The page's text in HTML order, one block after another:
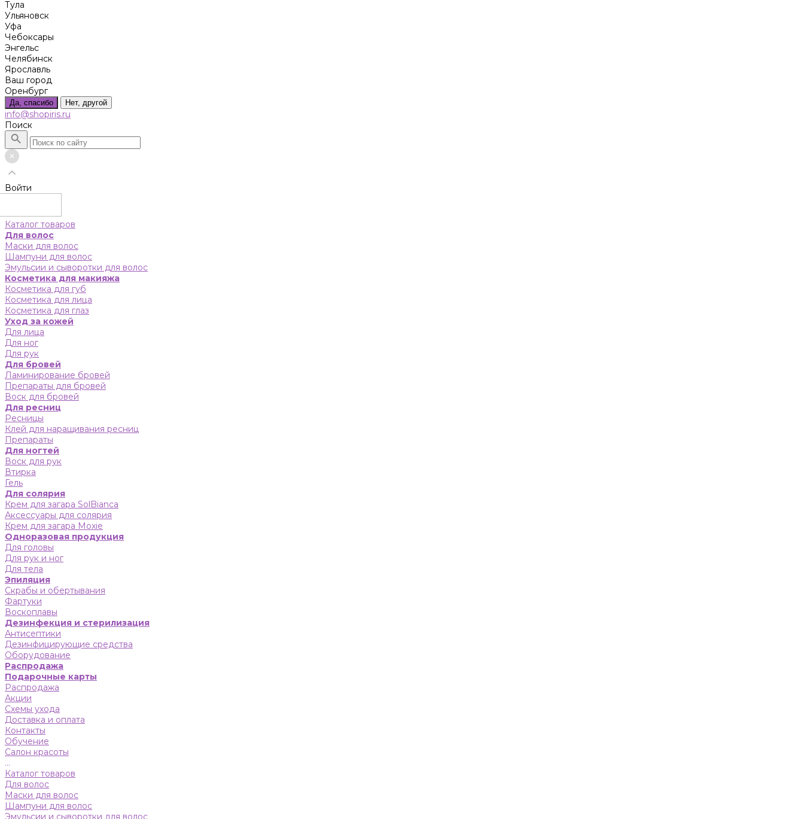
Тула
Ульяновск
Уфа
Чебоксары
Энгельс
Челябинск
Ярославль
Ваш город
Оренбург
Да, спасибо Нет, другой
info@shopiris.ru
Поиск
Войти
Каталог товаров
Для волос
Маски для волос
Шампуни для волос
Эмульсии и сыворотки для волос
Косметика для макияжа
Косметика для губ
Косметика для лица
Косметика для глаз
Уход за кожей
Для лица
Для ног
Для рук
Для бровей
Ламинирование бровей
Препараты для бровей
Воск для бровей
Для ресниц
Ресницы
Клей для наращивания ресниц
Препараты
Для ногтей
Воск для рук
Втирка
Гель
Для солярия
Крем для загара SolBianca
Аксессуары для солярия
Крем для загара Moxie
Одноразовая продукция
Для головы
Для рук и ног
Для тела
Эпиляция
Скрабы и обертывания
Фартуки
Воскоплавы
Дезинфекция и стерилизация
Антисептики
Дезинфицирующие средства
Оборудование
Распродажа
Подарочные карты
Распродажа
Акции
Схемы ухода
Доставка и оплата
Контакты
Обучение
Салон красоты
...
Каталог товаров
Для волос
Маски для волос
Шампуни для волос
Эмульсии и сыворотки для волос